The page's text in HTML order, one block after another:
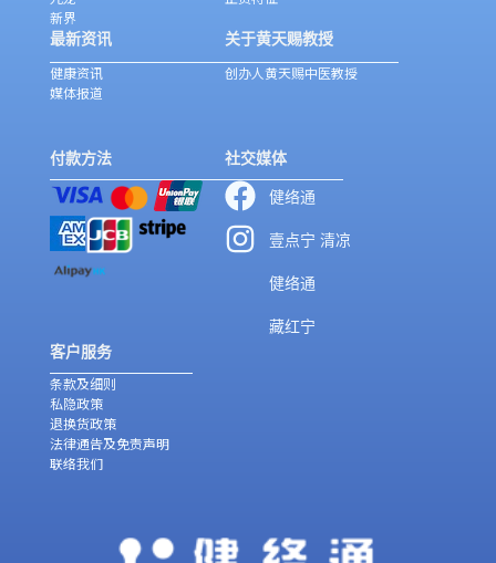
新界
最新资讯
健康资讯
媒体报道
关于黄天赐教授
创办人黄天赐中医教授
付款方法 社交媒体
健络通
壹点宁 清凉
健络通
藏红宁
客户服务
条款及细则
私隐政策
退换货政策
法律通告及免责声明
联络我们